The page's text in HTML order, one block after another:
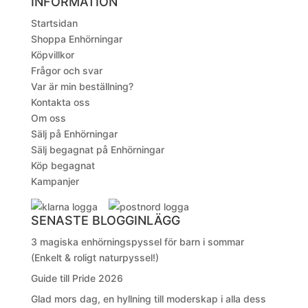
Startsidan
Shoppa Enhörningar
Köpvillkor
Frågor och svar
Var är min beställning?
Kontakta oss
Om oss
Sälj på Enhörningar
Sälj begagnat på Enhörningar
Köp begagnat
Kampanjer
SENASTE BLOGGINLÄGG
3 magiska enhörningspyssel för barn i sommar
(Enkelt & roligt naturpyssel!)
Guide till Pride 2026
Glad mors dag, en hyllning till moderskap i alla dess